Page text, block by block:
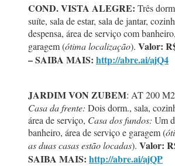
COND. VISTA ALEGRE: Três
suíte, sala de estar, sala de jantar,
despensa, área de serviço com
garagem (ótima localização). Valor:
– SAIBA MAIS: http://abre.ai/ajQ4
JARDIM VON ZUBEM: AT 200
Casa da frente: Dois dorm., sala,
área de serviço, Casa dos fundos: Um
banheiro, área de serviço e garagem (
as duas casas estão locadas). Valor:
SAIBA MAIS: http://abre.ai/ajQP